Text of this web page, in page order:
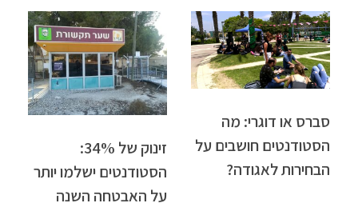
סברס או דוגרי: מה
הסטודנטים חושבים על
הבחירות לאגודה?
זינוק של 34%:
הסטודנטים ישלמו יותר
על האבטחה השנה